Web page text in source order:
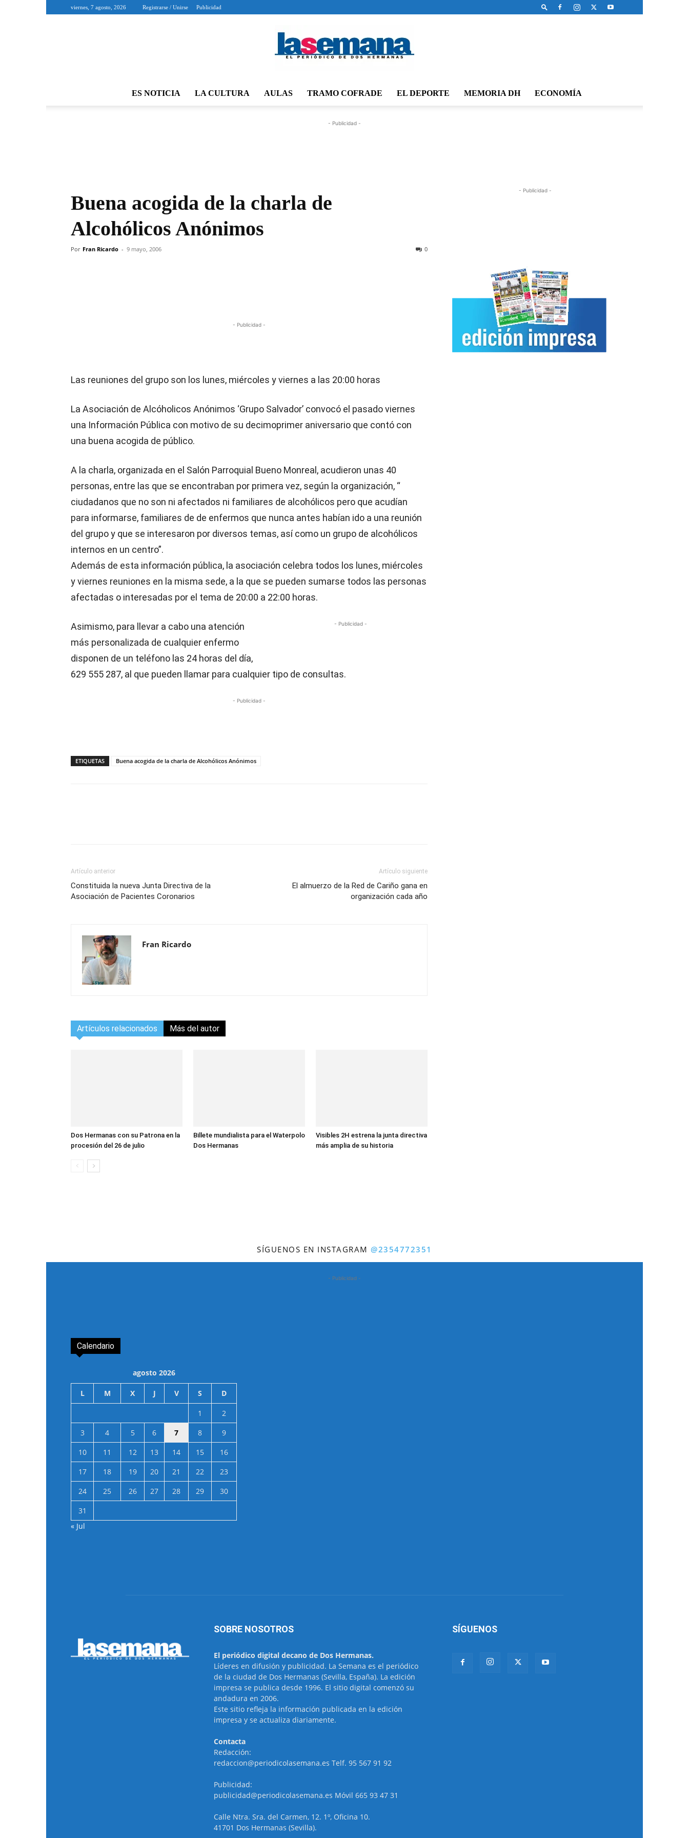
viernes, 7 agosto, 2026 Registrarse / Unirse Publicidad
ES NOTICIA LA CULTURA AULAS TRAMO COFRADE EL DEPORTE MEMORIA DH ECONOMÍA
- Publicidad -
Buena acogida de la charla de
Alcohólicos Anónimos
Por Fran Ricardo - 9 mayo, 2006 0
- Publicidad -
Las reuniones del grupo son los lunes, miércoles y viernes a las 20:00 horas
La Asociación de Alcóholicos Anónimos ‘Grupo Salvador’ convocó el pasado viernes
una Información Pública con motivo de su decimoprimer aniversario que contó con
una buena acogida de público.
A la charla, organizada en el Salón Parroquial Bueno Monreal, acudieron unas 40
personas, entre las que se encontraban por primera vez, según la organización, “
ciudadanos que no son ni afectados ni familiares de alcohólicos pero que acudían
para informarse, familiares de de enfermos que nunca antes habían ido a una reunión
del grupo y que se interesaron por diversos temas, así como un grupo de alcohólicos
internos en un centro”.
Además de esta información pública, la asociación celebra todos los lunes, miércoles
y viernes reuniones en la misma sede, a la que se pueden sumarse todos las personas
afectadas o interesadas por el tema de 20:00 a 22:00 horas.
- Publicidad -
Asimismo, para llevar a cabo una atención
más personalizada de cualquier enfermo
disponen de un teléfono las 24 horas del día,
629 555 287, al que pueden llamar para cualquier tipo de consultas.
- Publicidad -
ETIQUETAS Buena acogida de la charla de Alcohólicos Anónimos
Artículo anterior
Constituida la nueva Junta Directiva de la
Asociación de Pacientes Coronarios
Artículo siguiente
El almuerzo de la Red de Cariño gana en
organización cada año
Fran Ricardo
Artículos relacionados Más del autor
Dos Hermanas con su Patrona en la
procesión del 26 de julio
Billete mundialista para el Waterpolo
Dos Hermanas
Visibles 2H estrena la junta directiva
más amplia de su historia
- Publicidad -
SÍGUENOS EN INSTAGRAM@2354772351
- Publicidad -
Calendario
agosto 2026
L M X J V S D
1
2
3
4 5 6 7 8
9
10
11 12 13 14 15
16
17
18 19 20 21 22
23
24
25 26 27 28 29
30
31
« Jul
SOBRE NOSOTROS
El periódico digital decano de Dos Hermanas.
Líderes en difusión y publicidad. La Semana es el periódico
de la ciudad de Dos Hermanas (Sevilla, España). La edición
impresa se publica desde 1996. El sitio digital comenzó su
andadura en 2006.
Este sitio refleja la información publicada en la edición
impresa y se actualiza diariamente.
Contacta
Redacción:
redaccion@periodicolasemana.es Telf. 95 567 91 92
Publicidad:
publicidad@periodicolasemana.es Móvil 665 93 47 31
Calle Ntra. Sra. del Carmen, 12. 1º, Oficina 10.
41701 Dos Hermanas (Sevilla).
SÍGUENOS